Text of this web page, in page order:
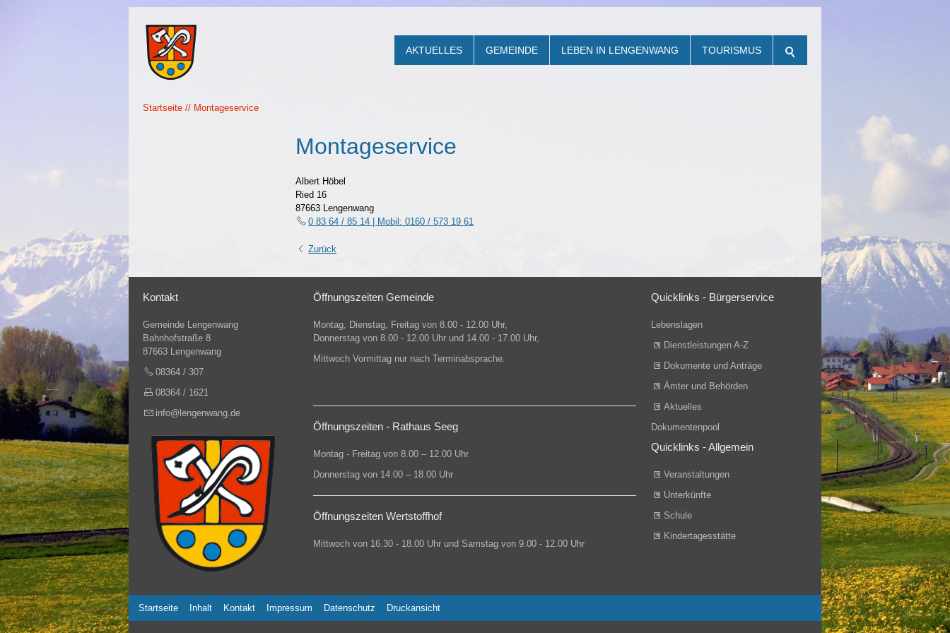
AKTUELLES GEMEINDE LEBEN IN LENGENWANG TOURISMUS
Startseite Montageservice
Montageservice
Albert Höbel
Ried 16
87663 Lengenwang
0 83 64 / 85 14 | Mobil: 0160 / 573 19 61
Zurück
Kontakt
Gemeinde Lengenwang
Bahnhofstraße 8
87663 Lengenwang
08364 / 307
08364 / 1621
info@lengenwang.de
Öffnungszeiten Gemeinde
Montag, Dienstag, Freitag von 8.00 - 12.00 Uhr,
Donnerstag von 8.00 - 12.00 Uhr und 14.00 - 17.00 Uhr,
Mittwoch Vormittag nur nach Terminabsprache.
Öffnungszeiten - Rathaus Seeg
Montag - Freitag von 8.00 – 12.00 Uhr
Donnerstag von 14.00 – 18.00 Uhr
Öffnungszeiten Wertstoffhof
Mittwoch von 16.30 - 18.00 Uhr und Samstag von 9.00 - 12.00 Uhr
Quicklinks - Bürgerservice
Lebenslagen
Dienstleistungen A-Z
Dokumente und Anträge
Ämter und Behörden
Aktuelles
Dokumentenpool
Quicklinks - Allgemein
Veranstaltungen
Unterkünfte
Schule
Kindertagesstätte
Startseite Inhalt Kontakt Impressum Datenschutz Druckansicht